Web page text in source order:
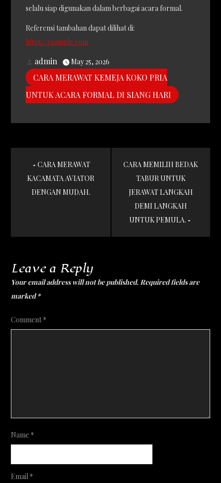
selalu siap digunakan dalam berbagai acara formal.
Referensi tambahan dapat dilihat di:
https://example.com
admin May 25, 2026
CARA MERAWAT KEMEJA KOKO PRIA
UNTUK ACARA FORMAL DI SIANG HARI
Post
navigation
CARA MERAWAT
KACAMATA AVIATOR
DENGAN MUDAH.
CARA MEMILIH BEDAK
TABUR UNTUK
JERAWAT LANGKAH
DEMI LANGKAH
UNTUK PEMULA.
Leave a Reply
Your email address will not be published. Required fields are
marked*
Comment*
Name *
Email *